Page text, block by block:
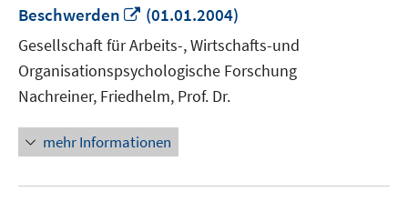
Beschwerden
In
neuem
Fenster
öffnen
(01.01.2004)
Gesellschaft für Arbeits-, Wirtschafts-und
Organisationspsychologische Forschung
Nachreiner, Friedhelm, Prof. Dr.
mehr Informationen